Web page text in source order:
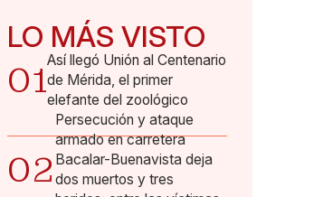
LO MÁS VISTO
01Así llegó Unión al Centenario
de Mérida, el primer
elefante del zoológico
02
Persecución y ataque
armado en carretera
Bacalar-Buenavista deja
dos muertos y tres